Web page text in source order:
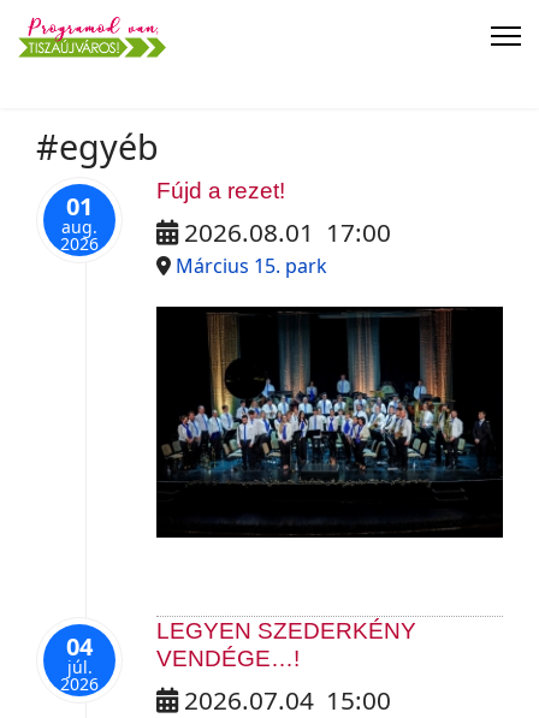
#egyéb
01
aug.
2026
Fújd a rezet!
2026.08.01 17:00
Március 15. park
04
júl.
2026
LEGYEN SZEDERKÉNY
VENDÉGE…!
2026.07.04 15:00